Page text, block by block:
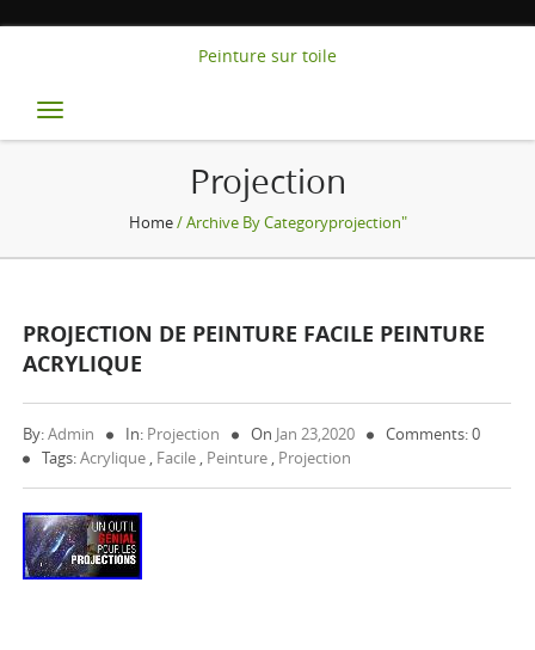
Peinture sur toile
Toggle
navigation
Projection
Home/ Archive By Categoryprojection"
PROJECTION DE PEINTURE FACILE PEINTURE
ACRYLIQUE
By:Admin In: Projection On Jan 23,2020
Comments: 0
Tags:Acrylique , Facile , Peinture , Projection